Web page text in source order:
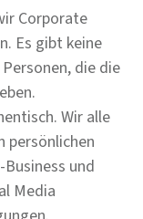
Corporate
Es gibt keine
die die
Wir alle
persönlichen
und
Media